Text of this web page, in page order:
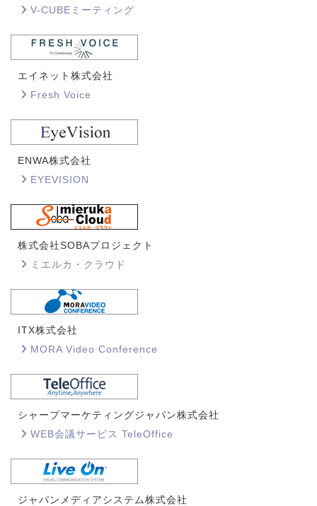
V-CUBEミーティング
エイネット株式会社
Fresh Voice
ENWA株式会社
EYEVISION
株式会社SOBAプロジェクト
ミエルカ・クラウド
ITX株式会社
MORA Video Conference
シャープマーケティングジャパン株式会社
WEB会議サービス TeleOffice
ジャパンメディアシステム株式会社